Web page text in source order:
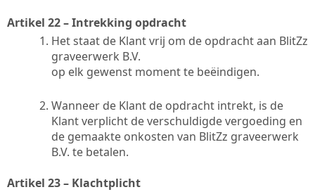
Artikel 22 – Intrekking opdracht
Het staat de Klant vrij om de opdracht aan BlitZz
graveerwerk B.V.
op elk gewenst moment te beëindigen.
Wanneer de Klant de opdracht intrekt, is de
Klant verplicht de verschuldigde vergoeding en
de gemaakte onkosten van BlitZz graveerwerk
B.V. te betalen.
Artikel 23 – Klachtplicht